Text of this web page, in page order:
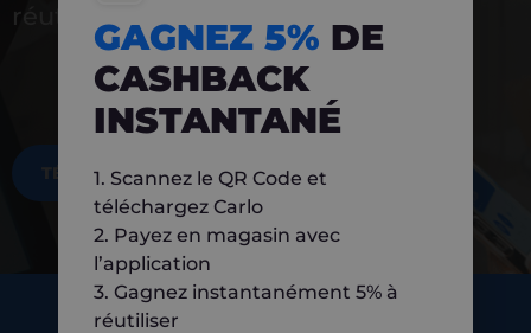
réutiliser
TÉLÉCHARGEZ MAINTENANT
GAGNEZ 5% DE
CASHBACK
INSTANTANÉ
1. Scannez le QR Code et
téléchargez Carlo
2. Payez en magasin avec
l’application
3. Gagnez instantanément 5% à
réutiliser